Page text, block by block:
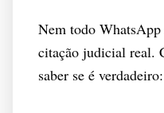
Nem todo WhatsApp
citação judicial real.
saber se é verdadeiro: